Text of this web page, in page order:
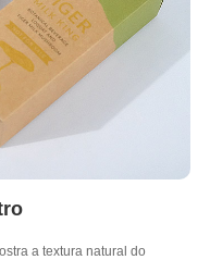
a textura natural do